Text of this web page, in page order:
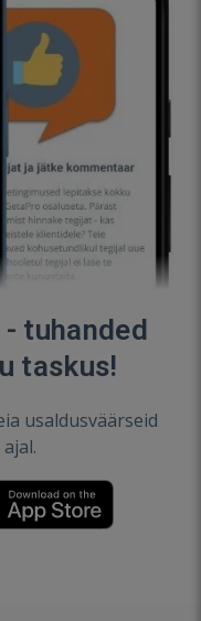
tuhanded
taskus!
usaldusväärseid